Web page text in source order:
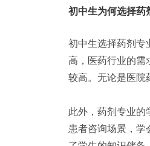
初中生为何选择药
初中生选择药剂专
高，医药行业的需
较高。无论是医院
此外，药剂专业的
患者咨询场景，学